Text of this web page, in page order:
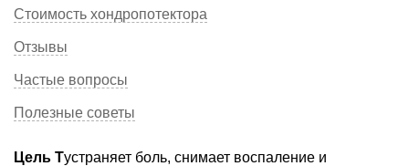
Стоимость хондропотектора
Отзывы
Частые вопросы
Полезные советы
Цель Тустраняет боль, снимает воспаление и